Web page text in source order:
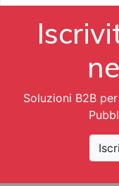
Soluzioni B2B